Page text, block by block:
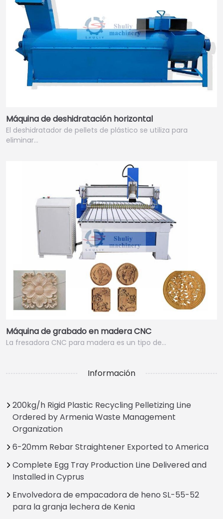
Máquina de deshidratación horizontal
El deshidratador de pellets de plástico se utiliza para
eliminar…
Máquina de grabado en madera CNC
La fresadora CNC para madera es un tipo de…
Información
200kg/h Rigid Plastic Recycling Pelletizing Line
Ordered by Armenia Waste Management
Organization
6-20mm Rebar Straightener Exported to America
Complete Egg Tray Production Line Delivered and
Installed in Cyprus
Envolvedora de empacadora de heno SL-55-52
para la granja lechera de Kenia